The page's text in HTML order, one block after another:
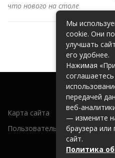
что нового на столе
Карта сайта
Пользовательское соглашение
Мы
cookie. Они
улучшать
его удобнее.
Нажимая
передачей
веб-
— измените
браузера или
сайт.
Политика